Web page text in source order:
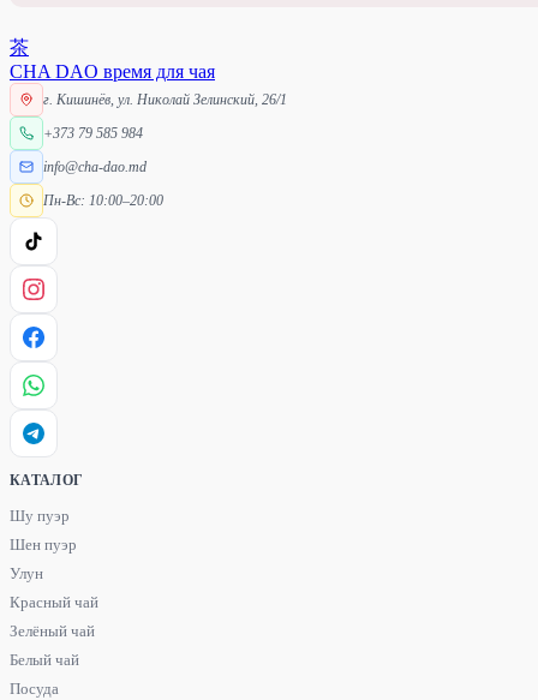
茶
CHA DAO время для чая
г. Кишинёв, ул. Николай Зелинский, 26/1
+373 79 585 984
info@cha-dao.md
Пн-Вс: 10:00–20:00
КАТАЛОГ
Шу пуэр
Шен пуэр
Улун
Красный чай
Зелёный чай
Белый чай
Посуда